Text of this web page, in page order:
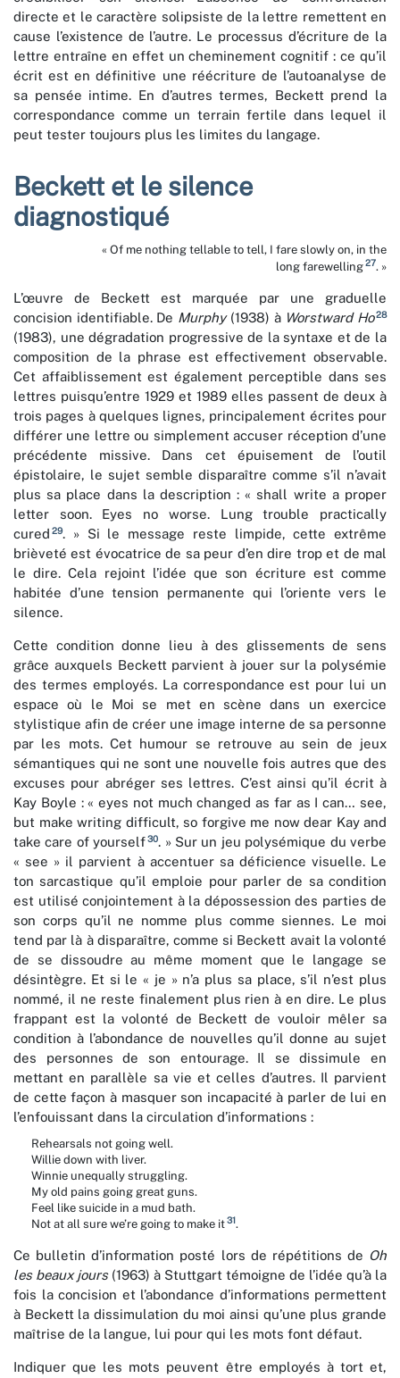
directe et le caractère solipsiste de la lettre remettent en
cause l’existence de l’autre. Le processus d’écriture de la
lettre entraîne en effet un cheminement cognitif : ce qu’il
écrit est en définitive une réécriture de l’autoanalyse de
sa pensée intime. En d’autres termes, Beckett prend la
correspondance comme un terrain fertile dans lequel il
peut tester toujours plus les limites du langage.
Beckett et le silence
diagnostiqué
« Of me nothing tellable to tell, I fare slowly on, in the
long farewelling27. »
L’œuvre de Beckett est marquée par une graduelle
concision identifiable. De Murphy(1938) à Worstward Ho28
(1983), une dégradation progressive de la syntaxe et de la
composition de la phrase est effectivement observable.
Cet affaiblissement est également perceptible dans ses
lettres puisqu’entre 1929 et 1989 elles passent de deux à
trois pages à quelques lignes, principalement écrites pour
différer une lettre ou simplement accuser réception d’une
précédente missive. Dans cet épuisement de l’outil
épistolaire, le sujet semble disparaître comme s’il n’avait
plus sa place dans la description : « shall write a proper
letter soon. Eyes no worse. Lung trouble practically
cured 29. » Si le message reste limpide, cette extrême
brièveté est évocatrice de sa peur d’en dire trop et de mal
le dire. Cela rejoint l’idée que son écriture est comme
habitée d’une tension permanente qui l’oriente vers le
silence.
Cette condition donne lieu à des glissements de sens
grâce auxquels Beckett parvient à jouer sur la polysémie
des termes employés. La correspondance est pour lui un
espace où le Moi se met en scène dans un exercice
stylistique afin de créer une image interne de sa personne
par les mots. Cet humour se retrouve au sein de jeux
sémantiques qui ne sont une nouvelle fois autres que des
excuses pour abréger ses lettres. C’est ainsi qu’il écrit à
Kay Boyle : « eyes not much changed as far as I can… see,
but make writing difficult, so forgive me now dear Kay and
take care of yourself30. » Sur un jeu polysémique du verbe
« see » il parvient à accentuer sa déficience visuelle. Le
ton sarcastique qu’il emploie pour parler de sa condition
est utilisé conjointement à la dépossession des parties de
son corps qu’il ne nomme plus comme siennes. Le moi
tend par là à disparaître, comme si Beckett avait la volonté
de se dissoudre au même moment que le langage se
désintègre. Et si le « je » n’a plus sa place, s’il n’est plus
nommé, il ne reste finalement plus rien à en dire. Le plus
frappant est la volonté de Beckett de vouloir mêler sa
condition à l’abondance de nouvelles qu’il donne au sujet
des personnes de son entourage. Il se dissimule en
mettant en parallèle sa vie et celles d’autres. Il parvient
de cette façon à masquer son incapacité à parler de lui en
l’enfouissant dans la circulation d’informations :
Rehearsals not going well.
Willie down with liver.
Winnie unequally struggling.
My old pains going great guns.
Feel like suicide in a mud bath.
Not at all sure we’re going to make it31.
Ce bulletin d’information posté lors de répétitions de Oh
les beaux jours(1963) à Stuttgart témoigne de l’idée qu’à la
fois la concision et l’abondance d’informations permettent
à Beckett la dissimulation du moi ainsi qu’une plus grande
maîtrise de la langue, lui pour qui les mots font défaut.
Indiquer que les mots peuvent être employés à tort et,